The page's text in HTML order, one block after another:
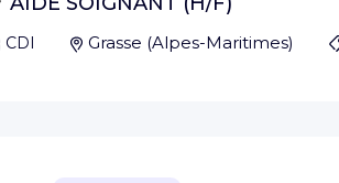
CDI Grasse (Alpes-Maritimes)